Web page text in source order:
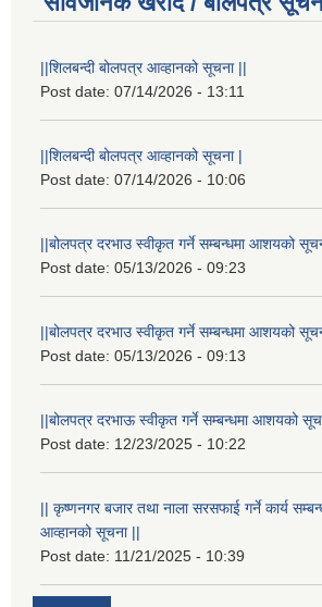
||शिलबन्दी बोलपत्र आव्हानको सूचना ||
Post date: 07/14/2026 - 13:11
||शिलबन्दी बोलपत्र आव्हानको सूचना |
Post date: 07/14/2026 - 10:06
||बोलपत्र दरभाउ स्वीकृत गर्ने सम्बन्धमा आशयको
Post date: 05/13/2026 - 09:23
||बोलपत्र दरभाउ स्वीकृत गर्ने सम्बन्धमा आशयको
Post date: 05/13/2026 - 09:13
||बोलपत्र दरभाऊ स्वीकृत गर्ने सम्बन्धमा आशयको
Post date: 12/23/2025 - 10:22
|| कृष्णनगर बजार तथा नाला सरसफाई गर्ने कार्य
आव्हानको सूचना ||
Post date: 11/21/2025 - 10:39